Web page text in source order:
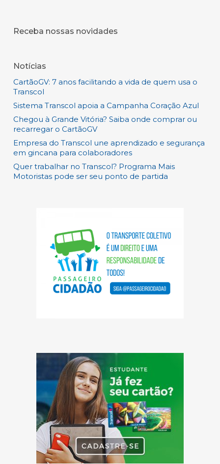
Receba nossas novidades
Notícias
CartãoGV: 7 anos facilitando a vida de quem usa o
Transcol
Sistema Transcol apoia a Campanha Coração Azul
Chegou à Grande Vitória? Saiba onde comprar ou
recarregar o CartãoGV
Empresa do Transcol une aprendizado e segurança
em gincana para colaboradores
Quer trabalhar no Transcol? Programa Mais
Motoristas pode ser seu ponto de partida